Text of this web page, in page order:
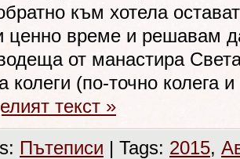
към хотела
ценно време и решавам
от манастира
колеги (по-точно колега
текст »
Пътеписи | Tags: 2015,